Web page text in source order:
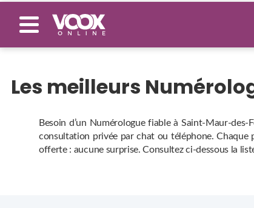
Les meilleurs
Besoin d’un Numérologue fiable à Saint-Maur-
consultation privée par chat ou téléphone. Chaque
offerte : aucune surprise. Consultez ci‑dessous la